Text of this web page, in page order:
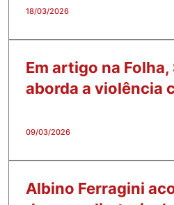
18/03/2026
Em artigo na
aborda a violência
09/03/2026
Albino Ferragini